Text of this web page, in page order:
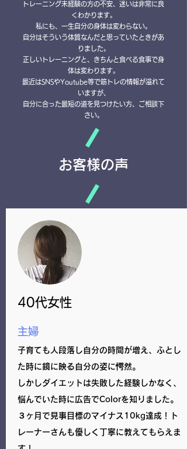
​お客様の声
40代女性
​主婦
​子育ても人段落し自分の時間が増え、ふとし
た時に鏡に映る自分の姿に愕然。
​しかしダイエットは失敗した経験しかなく、
悩んでいた時に広告でColorを知りました。
３ヶ月で見事目標のマイナス10kg達成！ト
レーナーさんも優しく丁寧に教えてもらえま
トレーニング未経験の方の不安、迷いは非常に良
くわかります。
私にも、一生自分の身体は変わらない。
​自分はそういう体質なんだと思っていたときがあ
りました。
正しいトレーニングと、きちんと食べる食事で身
体は変わります。
最近はSNSやYoutube等で筋トレの情報が溢れて
いますが、
自分に合った最短の道を見つけたい方、​ご相談下
さい。